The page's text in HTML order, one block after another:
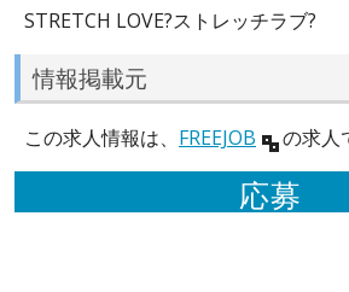
STRETCH LOVE?ストレッチラブ?
情報掲載元
この求人情報は、 FREEJOB の求人
応募